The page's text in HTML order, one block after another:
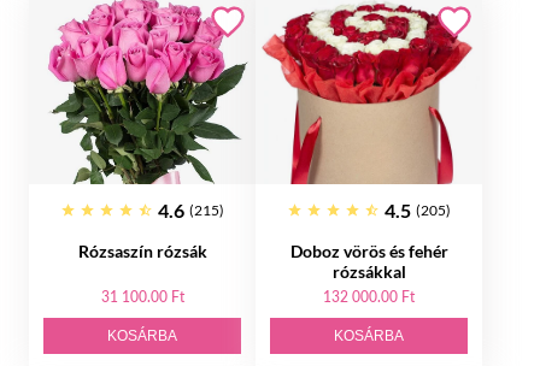
4.6 (215)
Rózsaszín rózsák
31 100.00 Ft
KOSÁRBA
4.5 (205)
Doboz vörös és fehér
rózsákkal
132 000.00 Ft
KOSÁRBA